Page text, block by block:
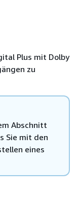
Plus mit Dolby
zu
Abschnitt
Sie mit den
eines